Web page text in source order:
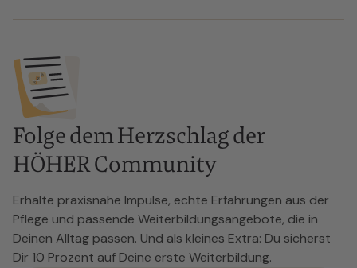
Folge dem Herzschlag der
HÖHER Community
Erhalte praxisnahe Impulse, echte Erfahrungen aus der
Pflege und passende Weiterbildungsangebote, die in
Deinen Alltag passen. Und als kleines Extra: Du sicherst
Dir 10 Prozent auf Deine erste Weiterbildung.